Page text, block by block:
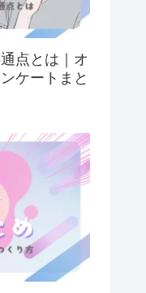
点とは｜オ
ケートまと